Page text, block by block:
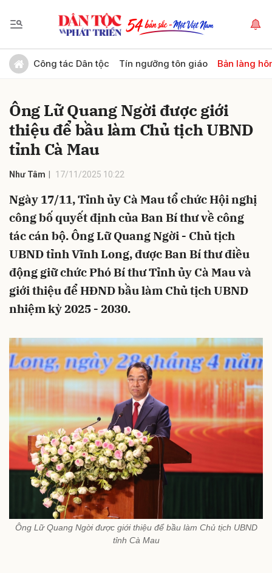
Công tác Dân tộc Tín ngưỡng tôn giáo Bản làng
Ông Lữ Quang Ngời được giới
thiệu để bầu làm Chủ tịch UBND
tỉnh Cà Mau
Như Tâm 17/11/2025 10:22
Ngày 17/11, Tỉnh ủy Cà Mau tổ chức Hội nghị
công bố quyết định của Ban Bí thư về công
tác cán bộ. Ông Lữ Quang Ngời - Chủ tịch
UBND tỉnh Vĩnh Long, được Ban Bí thư điều
động giữ chức Phó Bí thư Tỉnh ủy Cà Mau và
giới thiệu để HĐND bầu làm Chủ tịch UBND
nhiệm kỳ 2025 - 2030.
Ông Lữ Quang Ngời được giới thiệu để bầu làm Chủ tịch UBND
tỉnh Cà Mau
Gửi bình luận